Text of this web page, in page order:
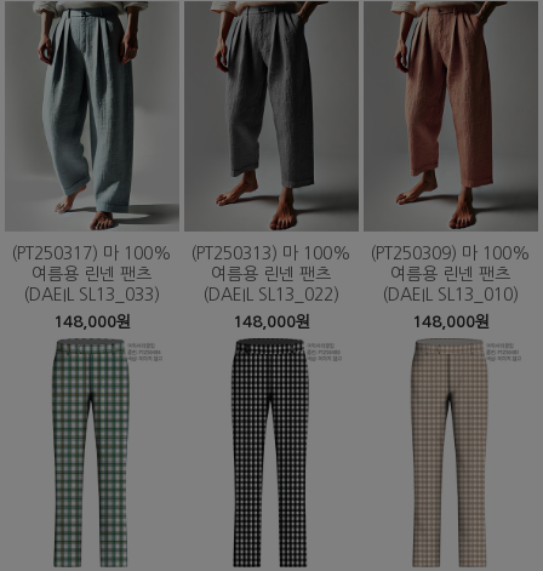
(PT250317) 마 100%
여름용 린넨 팬츠
(DAEIL SL13_033)
148,000원
(PT250313) 마 100%
여름용 린넨 팬츠
(DAEIL SL13_022)
148,000원
(PT250309) 마 100%
여름용 린넨 팬츠
(DAEIL SL13_010)
148,000원